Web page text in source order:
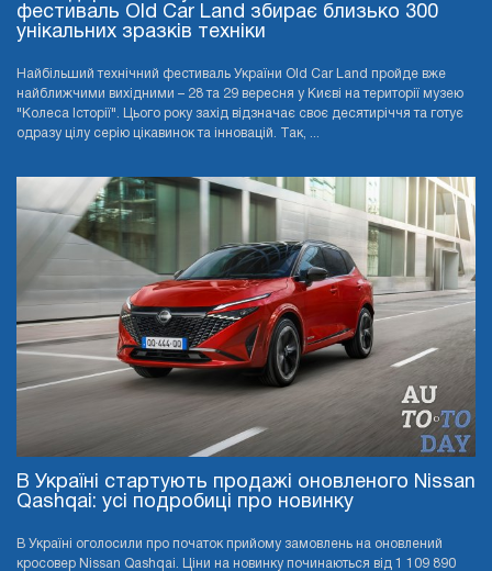
фестиваль Old Car Land збирає близько 300
унікальних зразків техніки
Найбільший технічний фестиваль України Old Car Land пройде вже
найближчими вихідними – 28 та 29 вересня у Києві на території музею
"Колеса Історії". Цього року захід відзначає своє десятиріччя та готує
одразу цілу серію цікавинок та інновацій. Так, ...
В Україні стартують продажі оновленого Nissan
Qashqai: усі подробиці про новинку
В Україні оголосили про початок прийому замовлень на оновлений
кросовер Nissan Qashqai. Ціни на новинку починаються від 1 109 890